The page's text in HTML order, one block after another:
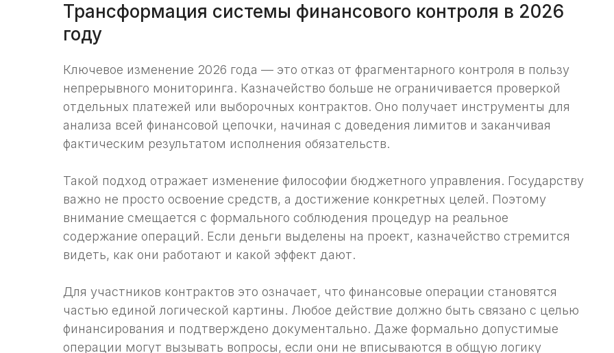
Трансформация системы финансового контроля в 2026
году
Ключевое изменение 2026 года — это отказ от фрагментарного контроля в пользу
непрерывного мониторинга. Казначейство больше не ограничивается проверкой
отдельных платежей или выборочных контрактов. Оно получает инструменты для
анализа всей финансовой цепочки, начиная с доведения лимитов и заканчивая
фактическим результатом исполнения обязательств.
Такой подход отражает изменение философии бюджетного управления. Государству
важно не просто освоение средств, а достижение конкретных целей. Поэтому
внимание смещается с формального соблюдения процедур на реальное
содержание операций. Если деньги выделены на проект, казначейство стремится
видеть, как они работают и какой эффект дают.
Для участников контрактов это означает, что финансовые операции становятся
частью единой логической картины. Любое действие должно быть связано с целью
финансирования и подтверждено документально. Даже формально допустимые
операции могут вызывать вопросы, если они не вписываются в общую логику